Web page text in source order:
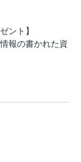
ント】
報の書かれた資